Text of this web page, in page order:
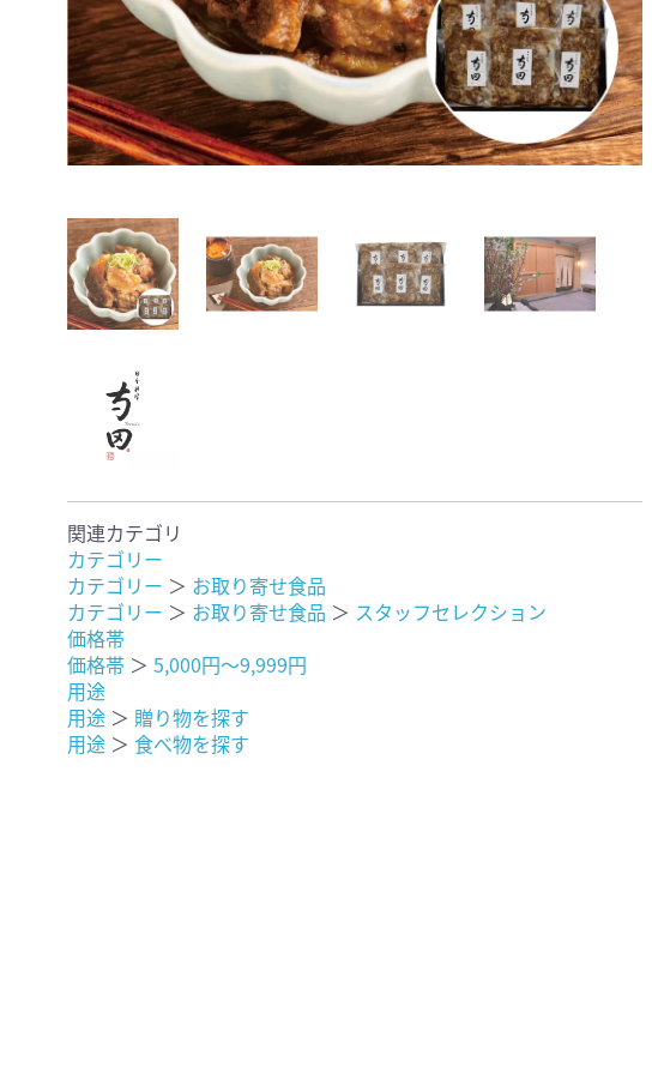
関連カテゴリ
カテゴリー
カテゴリー ＞ お取り寄せ食品
カテゴリー ＞ お取り寄せ食品 ＞ スタッフセレクション
価格帯
価格帯 ＞ 5,000円〜9,999円
用途
用途 ＞ 贈り物を探す
用途 ＞ 食べ物を探す